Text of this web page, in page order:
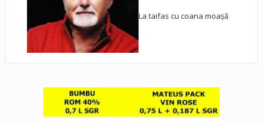
La taifas cu coana moașă